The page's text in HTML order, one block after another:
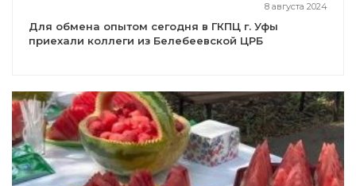
8 августа 2024
Для обмена опытом сегодня в ГКПЦ г. Уфы
приехали коллеги из Белебеевской ЦРБ